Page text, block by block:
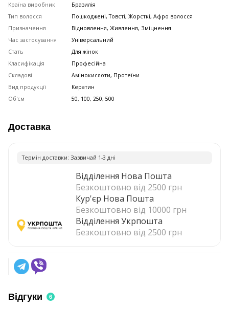
Країна виробник
Бразилія
Тип волосся
Пошкоджені, Товсті, Жорсткі, Афро волосся
Призначення
Відновлення, Живлення, Зміцнення
Час застосування
Універсальний
Стать
Для жінок
Класифікація
Професійна
Складові
Амінокислоти, Протеїни
Вид продукції
Кератин
Об'єм
50, 100, 250, 500
Доставка
Термiн доставки: Зазвичай 1-3 днi
Відділення Нова Пошта
Безкоштовно від 2500 грн
Кур'єр Нова Пошта
Безкоштовно від 10000 грн
Відділення Укрпошта
Безкоштовно від 2500 грн
Відгуки 6